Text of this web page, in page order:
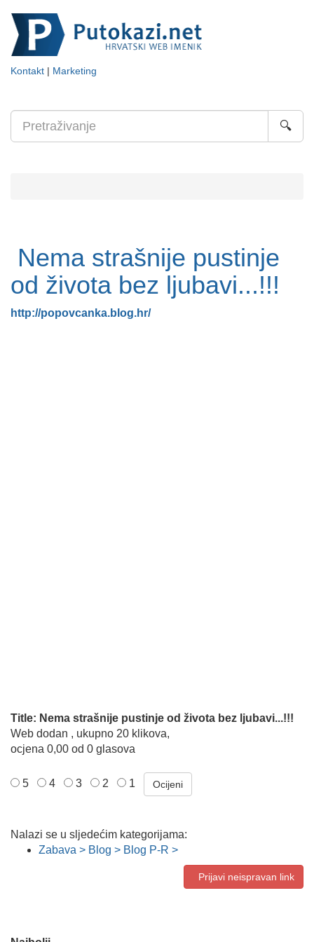
Kontakt Marketing
🔍
Nema strašnije pustinje
od života bez ljubavi...!!!
http://popovcanka.blog.hr/
Title: Nema strašnije pustinje od života bez ljubavi...!!!
Web dodan , ukupno 20 klikova,
ocjena 0,00 od 0 glasova
5 4 3 2 1
Nalazi se u sljedećim kategorijama:
Zabava > Blog > Blog P-R >
Prijavi neispravan link